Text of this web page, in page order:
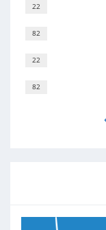
22
82
22
82